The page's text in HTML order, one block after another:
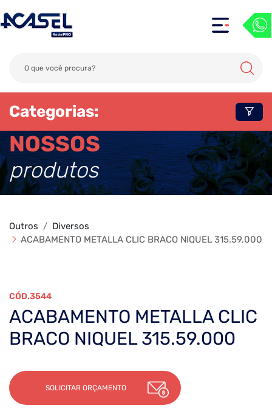
Categorias:
NOSSOS
produtos
Outros
Diversos
ACABAMENTO METALLA CLIC BRACO NIQUEL 315.59.000
3544
ACABAMENTO METALLA CLIC
BRACO NIQUEL 315.59.000
SOLICITAR ORÇAMENTO